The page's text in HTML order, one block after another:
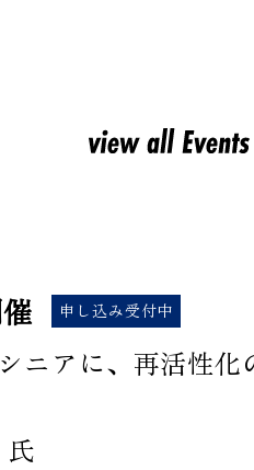
申し込み受付中
ニアに、再活性化